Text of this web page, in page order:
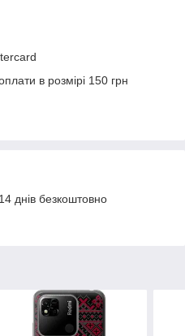
в розмірі 150 грн
днів безкоштовно